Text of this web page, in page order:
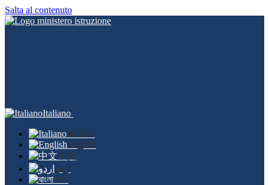
Salta al contenuto
Italiano
Italiano
English
中文
اردو
বাংলা